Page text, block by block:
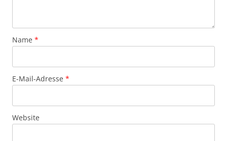
Name *
E-Mail-Adresse *
Website